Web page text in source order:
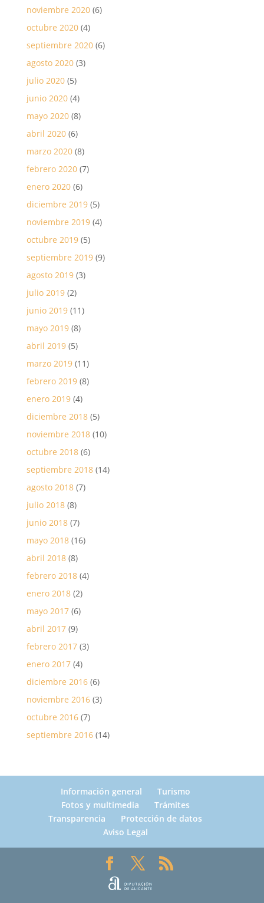
noviembre 2020(6)
octubre 2020(4)
septiembre 2020(6)
agosto 2020(3)
julio 2020(5)
junio 2020(4)
mayo 2020(8)
abril 2020(6)
marzo 2020(8)
febrero 2020(7)
enero 2020(6)
diciembre 2019(5)
noviembre 2019(4)
octubre 2019(5)
septiembre 2019(9)
agosto 2019(3)
julio 2019(2)
junio 2019(11)
mayo 2019(8)
abril 2019(5)
marzo 2019(11)
febrero 2019(8)
enero 2019(4)
diciembre 2018(5)
noviembre 2018(10)
octubre 2018(6)
septiembre 2018(14)
agosto 2018(7)
julio 2018(8)
junio 2018(7)
mayo 2018(16)
abril 2018(8)
febrero 2018(4)
enero 2018(2)
mayo 2017(6)
abril 2017(9)
febrero 2017(3)
enero 2017(4)
diciembre 2016(6)
noviembre 2016(3)
octubre 2016(7)
septiembre 2016(14)
Información general
Turismo
Fotos y multimedia
Trámites
Transparencia
Protección de datos
Aviso Legal